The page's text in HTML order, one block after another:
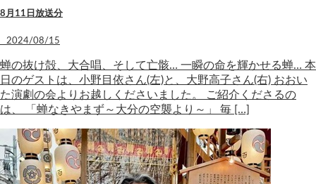
8月11日放送分
2024/08/15
蝉の抜け殻、大合唱、そして亡骸… 一瞬の命を輝かせる蝉… 本
日のゲストは、小野目依さん(左)と、大野高子さん(右) おおい
た演劇の会よりお越しくださいました。 ご紹介くださるの
は、 「蝉なきやまず～大分の空襲より～」 毎 […]